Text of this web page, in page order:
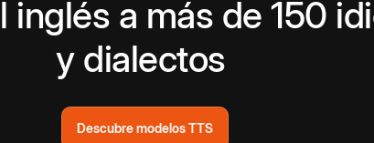
inglés a más de 150
y dialectos
Descubre modelos TTS